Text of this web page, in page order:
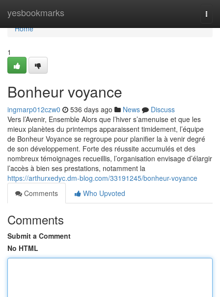
yesbookmarks
Home
Home
1
Bonheur voyance
ingmarp012czw0 536 days ago News
Discuss
Vers l’Avenir, Ensemble Alors que l’hiver s’amenuise et que les
mieux planètes du printemps apparaissent timidement, l’équipe
de Bonheur Voyance se regroupe pour planifier la à venir degré
de son développement. Forte des réussite accumulés et des
nombreux témoignages recueillis, l’organisation envisage d’élargir
l’accès à bien ses prestations, notamment la
https://arthurxedyc.dm-blog.com/33191245/bonheur-voyance
Comments
Who Upvoted
Comments
Submit a Comment
No HTML